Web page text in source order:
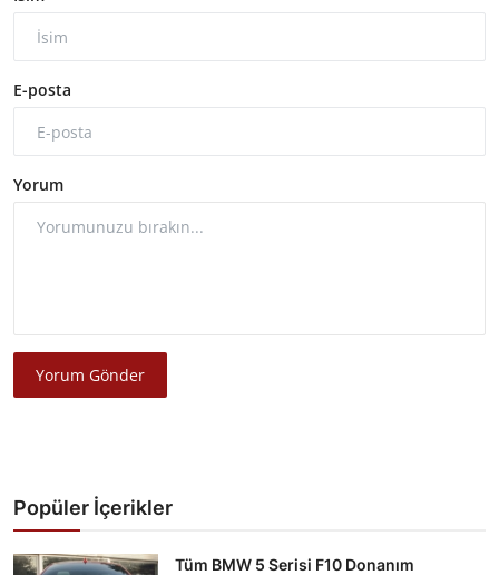
E-posta
Yorum
Yorum Gönder
Popüler İçerikler
Tüm BMW 5 Serisi F10 Donanım